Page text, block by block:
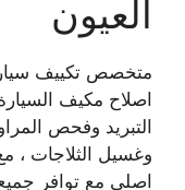
العيون
متخصص تكييف
اصلاح مكيف
التبريد وفحص
وغسيل الثلاجات ،
اصلي مع توافر